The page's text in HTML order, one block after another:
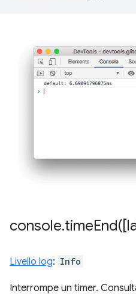
console.timeEnd(
Livello log: Info
Interrompe un timer.